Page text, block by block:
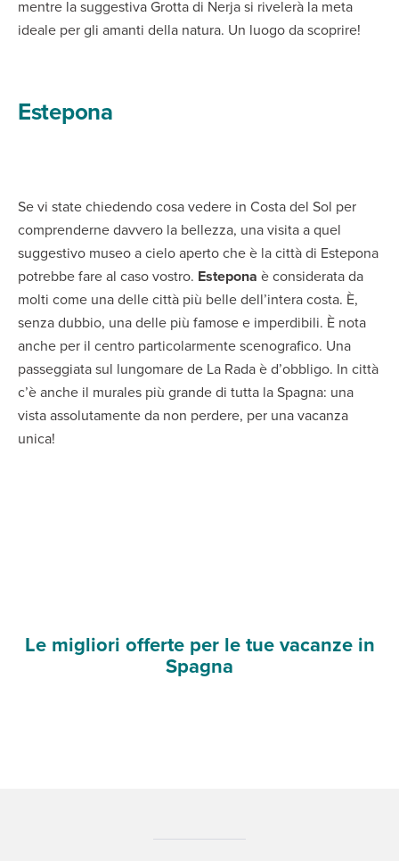
mentre la suggestiva Grotta di Nerja si rivelerà la meta
ideale per gli amanti della natura. Un luogo da scoprire!
Estepona
Se vi state chiedendo cosa vedere in Costa del Sol per
comprenderne davvero la bellezza, una visita a quel
suggestivo museo a cielo aperto che è la città di Estepona
potrebbe fare al caso vostro. Estepona è considerata da
molti come una delle città più belle dell’intera costa. È,
senza dubbio, una delle più famose e imperdibili. È nota
anche per il centro particolarmente scenografico. Una
passeggiata sul lungomare de La Rada è d’obbligo. In città
c’è anche il murales più grande di tutta la Spagna: una
vista assolutamente da non perdere, per una vacanza
unica!
Le migliori offerte per le tue vacanze in
Spagna